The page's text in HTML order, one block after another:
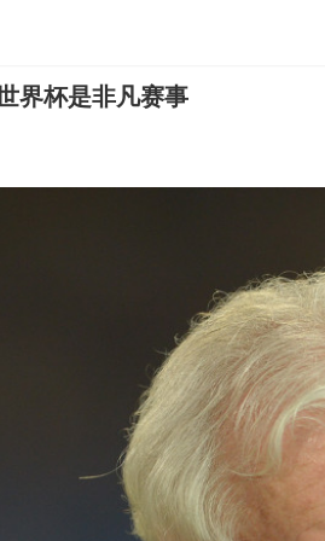
界杯是非凡赛事